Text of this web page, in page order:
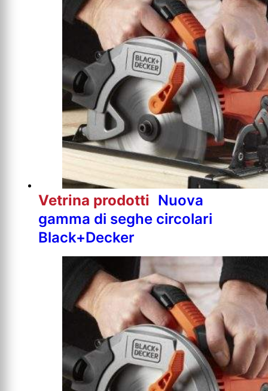
Vetrina prodotti Nuova
gamma di seghe circolari
Black+Decker